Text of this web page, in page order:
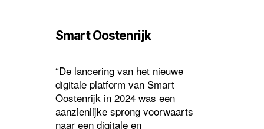
Smart Oostenrijk
“De lancering van het nieuwe
digitale platform van Smart
Oostenrijk in 2024 was een
aanzienlijke sprong voorwaarts
naar een digitale en